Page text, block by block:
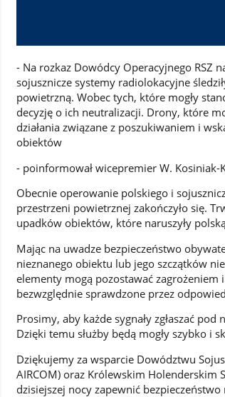
- Na rozkaz Dowódcy Operacyjnego
sojusznicze systemy radiolokacyjne
powietrzną. Wobec tych, które mogły
decyzję o ich neutralizacji. Drony, które
działania związane z poszukiwaniem i
obiektów
- poinformował wicepremier W. Kosiniak-
Obecnie operowanie polskiego i
przestrzeni powietrznej zakończyło się.
upadków obiektów, które naruszyły
Mając na uwadze bezpieczeństwo
nieznanego obiektu lub jego szczątków
elementy mogą pozostawać zagrożeniem
bezwzględnie sprawdzone przez
Prosimy, aby każde sygnały zgłaszać
Dzięki temu służby będą mogły szybko i
Dziękujemy za wsparcie Dowództwu
AIRCOM) oraz Królewskim Holenderskim
dzisiejszej nocy zapewnić